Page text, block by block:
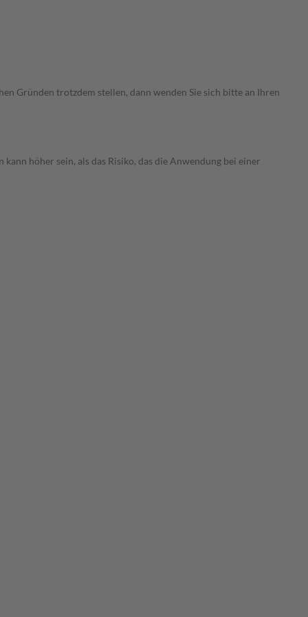
Gründen trotzdem stellen, dann wenden Sie sich bitte an Ihren
höher sein, als das Risiko, das die Anwendung bei einer